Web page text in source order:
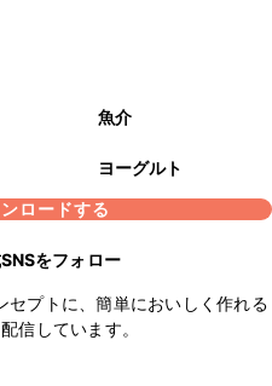
魚介
ヨーグルト
ロードする
をフォロー
セプトに、簡単においしく作れる
信しています。